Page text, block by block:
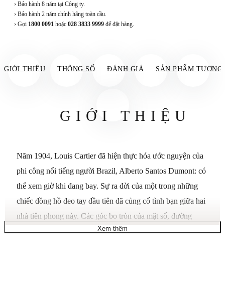
› Bảo hành 8 năm tại Công ty.
› Bảo hành 2 năm chính hãng toàn cầu.
› Gọi 1800 0091 hoặc 028 3833 9999 để đặt hàng.
GIỚI THIỆU THÔNG SỐ ĐÁNH GIÁ SẢN PHẨM TƯƠNG
GIỚI THIỆU
Năm 1904, Louis Cartier đã hiện thực hóa ước nguyện của
phi công nổi tiếng người Brazil, Alberto Santos Dumont: có
thể xem giờ khi đang bay. Sự ra đời của một trong những
chiếc đồng hồ đeo tay đầu tiên đã củng cố tình bạn giữa hai
nhà tiên phong này. Các góc bo tròn của mặt số, đường
cong liền mạch của càng đồng hồ và các vít lộ ra ngoài đã
Xem thêm